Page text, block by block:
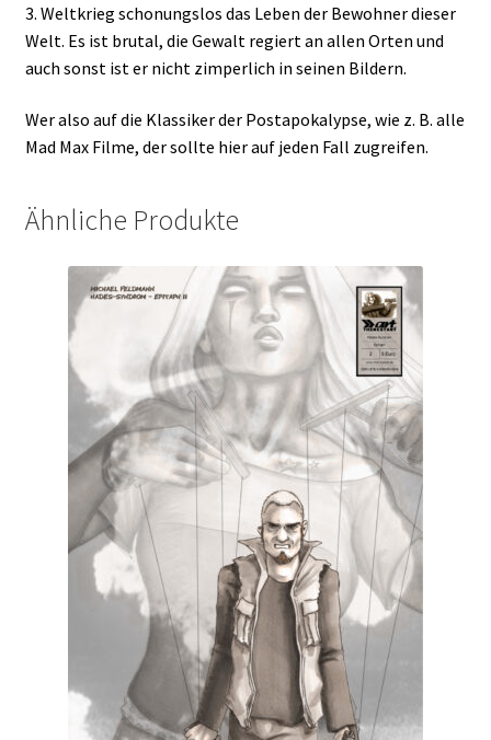
3. Weltkrieg schonungslos das Leben der Bewohner dieser
Welt. Es ist brutal, die Gewalt regiert an allen Orten und
auch sonst ist er nicht zimperlich in seinen Bildern.
Wer also auf die Klassiker der Postapokalypse, wie z. B. alle
Mad Max Filme, der sollte hier auf jeden Fall zugreifen.
Ähnliche Produkte